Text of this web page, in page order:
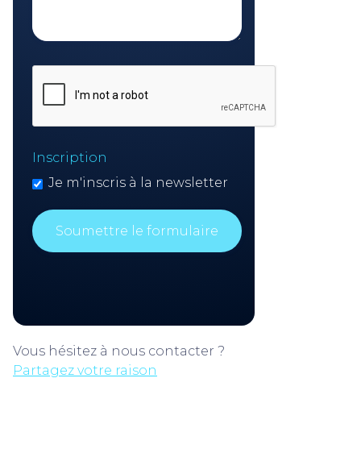
Inscription
Je m'inscris à la newsletter
Vous hésitez à nous contacter ?
Partagez votre raison